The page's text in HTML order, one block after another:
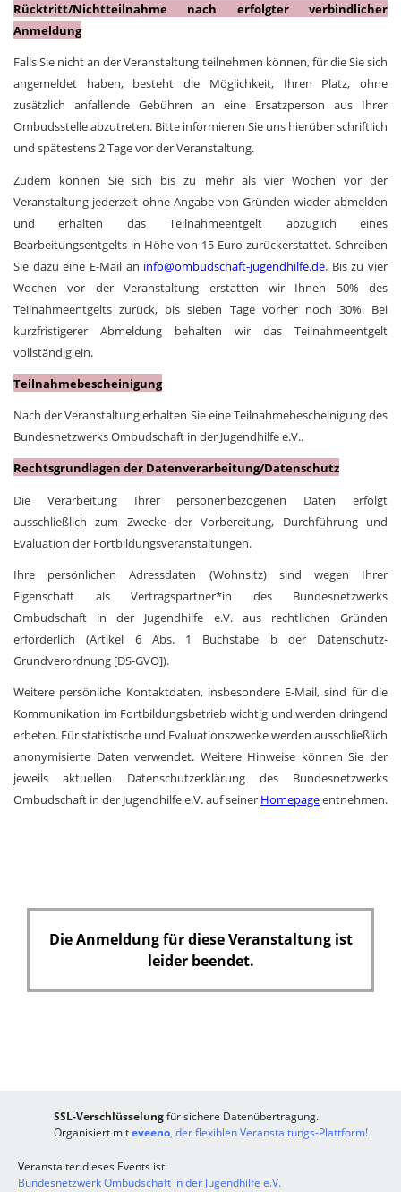
Rücktritt/Nichtteilnahme nach erfolgter verbindlicher
Anmeldung
Falls Sie nicht an der Veranstaltung teilnehmen können, für die Sie sich
angemeldet haben, besteht die Möglichkeit, Ihren Platz, ohne
zusätzlich anfallende Gebühren an eine Ersatzperson aus Ihrer
Ombudsstelle abzutreten. Bitte informieren Sie uns hierüber schriftlich
und spätestens 2 Tage vor der Veranstaltung.
Zudem können Sie sich bis zu mehr als vier Wochen vor der
Veranstaltung jederzeit ohne Angabe von Gründen wieder abmelden
und erhalten das Teilnahmeentgelt abzüglich eines
Bearbeitungsentgelts in Höhe von 15 Euro zurückerstattet. Schreiben
Sie dazu eine E-Mail an info@ombudschaft-jugendhilfe.de. Bis zu vier
Wochen vor der Veranstaltung erstatten wir Ihnen 50% des
Teilnahmeentgelts zurück, bis sieben Tage vorher noch 30%. Bei
kurzfristigerer Abmeldung behalten wir das Teilnahmeentgelt
vollständig ein.
Teilnahmebescheinigung
Nach der Veranstaltung erhalten Sie eine Teilnahmebescheinigung des
Bundesnetzwerks Ombudschaft in der Jugendhilfe e.V..
Rechtsgrundlagen der Datenverarbeitung/Datenschutz
Die Verarbeitung Ihrer personenbezogenen Daten erfolgt
ausschließlich zum Zwecke der Vorbereitung, Durchführung und
Evaluation der Fortbildungsveranstaltungen.
Ihre persönlichen Adressdaten (Wohnsitz) sind wegen Ihrer
Eigenschaft als Vertragspartner*in des Bundesnetzwerks
Ombudschaft in der Jugendhilfe e.V. aus rechtlichen Gründen
erforderlich (Artikel 6 Abs. 1 Buchstabe b der Datenschutz-
Grundverordnung [DS-GVO]).
Weitere persönliche Kontaktdaten, insbesondere E-Mail, sind für die
Kommunikation im Fortbildungsbetrieb wichtig und werden dringend
erbeten. Für statistische und Evaluationszwecke werden ausschließlich
anonymisierte Daten verwendet. Weitere Hinweise können Sie der
jeweils aktuellen Datenschutzerklärung des Bundesnetzwerks
Ombudschaft in der Jugendhilfe e.V. auf seiner Homepageentnehmen.
Die Anmeldung für diese Veranstaltung ist
leider beendet.
SSL-Verschlüsselungfür sichere Datenübertragung.
Organisiert miteveeno, der flexiblen Veranstaltungs-Plattform!
Veranstalter dieses Events ist:
Bundesnetzwerk Ombudschaft in der Jugendhilfe e.V.